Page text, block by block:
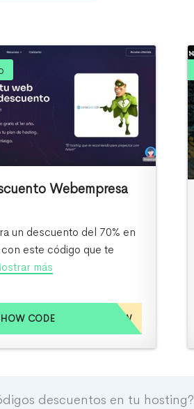
Webempresa
un descuento del 70% en
este código que te
más
24O7003HW
CODE
descuentos en tu hosting?